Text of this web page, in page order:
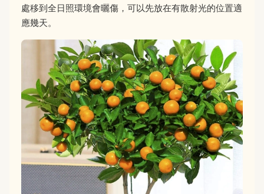
處移到全日照環境會曬傷，可以先放在有散射光的位置適
應幾天。